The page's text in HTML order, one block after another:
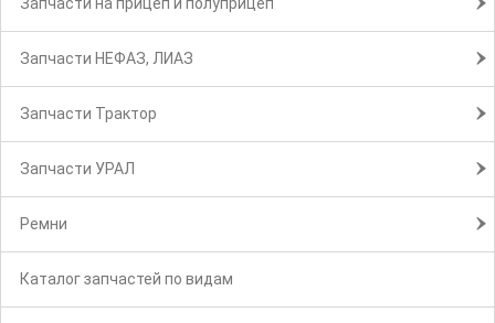
Запчасти НЕФАЗ, ЛИАЗ
Запчасти Трактор
Запчасти УРАЛ
Ремни
Каталог запчастей по видам